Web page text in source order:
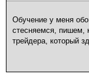
Обучение у меня
стесняемся, пишем,
трейдера, который